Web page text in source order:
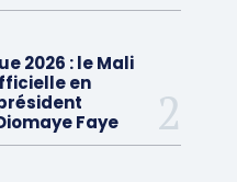
2026 : le Mali
en
Faye